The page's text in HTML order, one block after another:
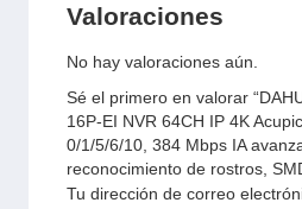
Valoraciones
No hay valoraciones aún.
Sé el primero en valorar
16P-EI NVR 64CH IP 4K
0/1/5/6/10, 384 Mbps IA
reconocimiento de rostros,
Tu dirección de correo